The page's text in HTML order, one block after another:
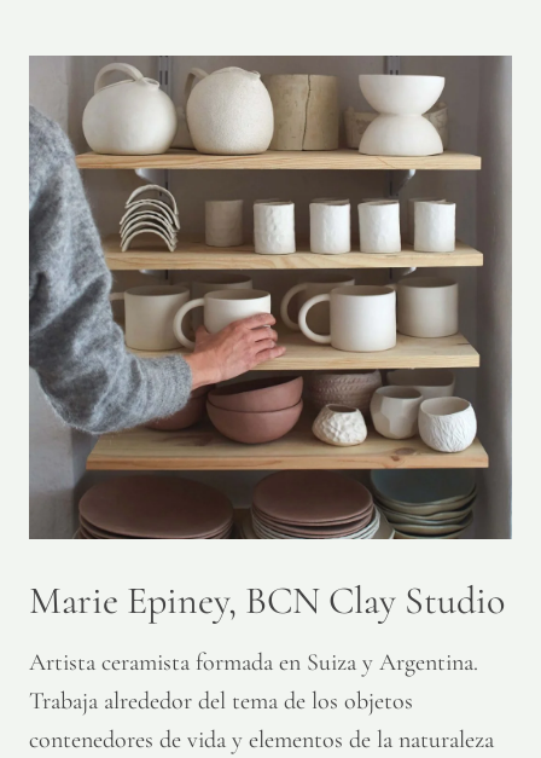
Marie Epiney, BCN Clay Studio
Artista ceramista formada en Suiza y Argentina.
Trabaja alrededor del tema de los objetos
contenedores de vida y elementos de la naturaleza